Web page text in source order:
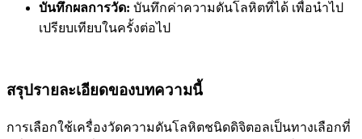
บันทึกผลการวัด: บันทึกค่าความดันโลหิตที่ได้ เพื่อนำไป
เปรียบเทียบในครั้งต่อไป
สรุปรายละเอียดของบทความนี้
การเลือกใช้เครื่องวัดความดันโลหิตชนิดดิจิตอลเป็นทางเลือกที่